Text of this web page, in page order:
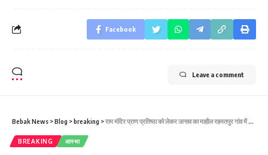
Facebook
Leave a comment
Bebak News >Blog >breaking >राम मंदिर प्राण प्रतिष्ठा को लेकर उत्सव का माहौल रहमतपुर गांव में निकाली भव्य यात्रा
BREAKING आस्था